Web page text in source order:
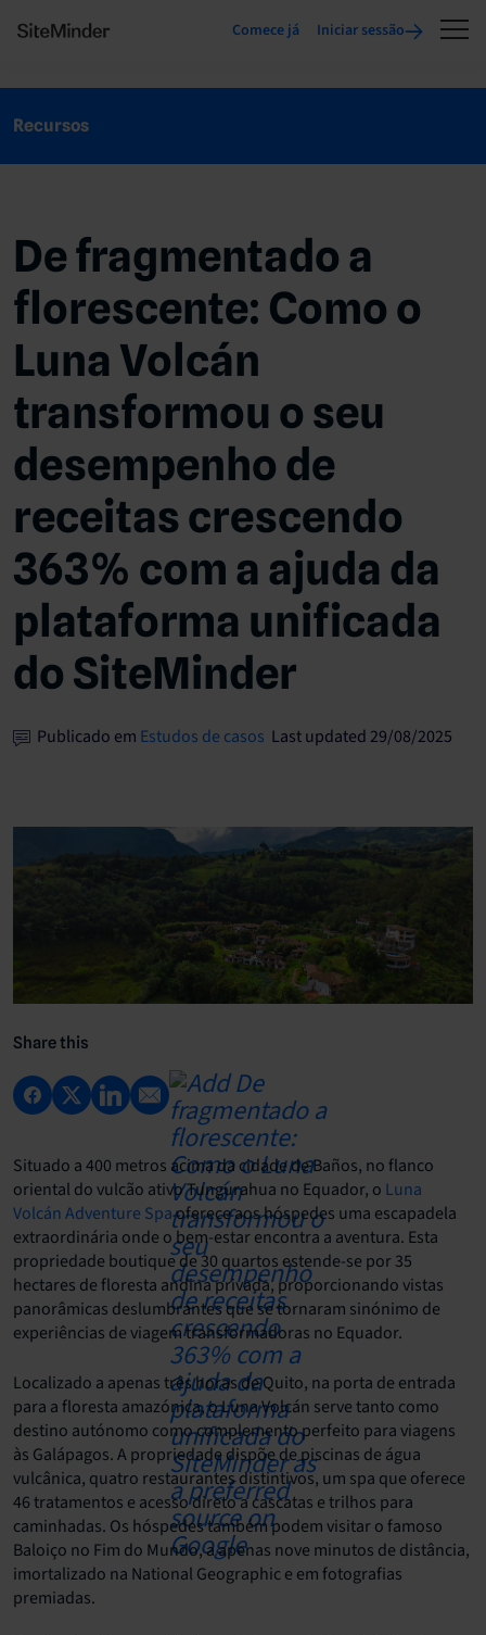
Comece já Iniciar sessão
Recursos
De fragmentado a
florescente: Como o
Luna Volcán
transformou o seu
desempenho de
receitas crescendo
363% com a ajuda da
plataforma unificada
do SiteMinder
Publicado em Estudos de casos Last updated 29/08/2025
Share this
Situado a 400 metros acima da cidade de Baños, no flanco
oriental do vulcão ativo Tungurahua no Equador, o Luna
Volcán Adventure Spaoferece aos hóspedes uma escapadela
extraordinária onde o bem-estar encontra a aventura. Esta
propriedade boutique de 30 quartos estende-se por 35
hectares de floresta andina privada, proporcionando vistas
panorâmicas deslumbrantes que se tornaram sinónimo de
experiências de viagem transformadoras no Equador.
Localizado a apenas três horas de Quito, na porta de entrada
para a floresta amazónica, o Luna Volcán serve tanto como
destino autónomo como complemento perfeito para viagens
às Galápagos. A propriedade dispõe de piscinas de água
vulcânica, quatro restaurantes distintivos, um spa que oferece
46 tratamentos e acesso direto a cascatas e trilhos para
caminhadas. Os hóspedes também podem visitar o famoso
Baloiço no Fim do Mundo, a apenas nove minutos de distância,
imortalizado na National Geographic e em fotografias
premiadas.